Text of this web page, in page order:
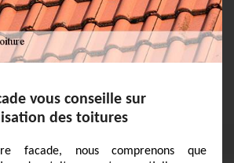
vous conseille sur
des toitures
facade, nous comprenons que